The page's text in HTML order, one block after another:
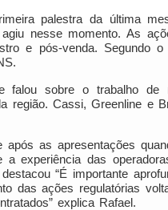
palestra da última
nesse momento. As
e pós-venda. Segundo
sobre o trabalho de
região. Cassi, Greenline e
as apresentações
experiência das
“É importante
das ações regulatórias
explica Rafael.